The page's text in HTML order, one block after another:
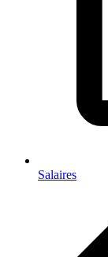
Salaires